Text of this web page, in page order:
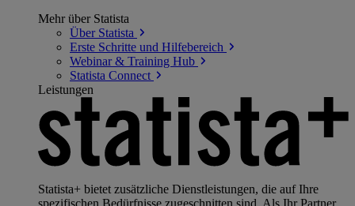
Mehr über Statista
Über Statista
Erste Schritte und Hilfebereich
Webinar & Training Hub
Statista Connect
Leistungen
Statista+ bietet zusätzliche Dienstleistungen, die auf Ihre
spezifischen Bedürfnisse zugeschnitten sind. Als Ihr Partner